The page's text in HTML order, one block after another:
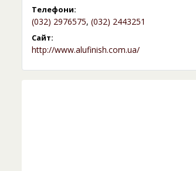
Телефони:
(032) 2976575, (032) 2443251
Сайт:
http://www.alufinish.com.ua/